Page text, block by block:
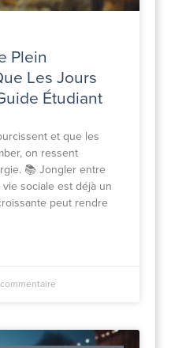
Plein
Les Jours
Étudiant
et que les
on ressent
📚 Jongler entre
sociale est déjà un
peut rendre